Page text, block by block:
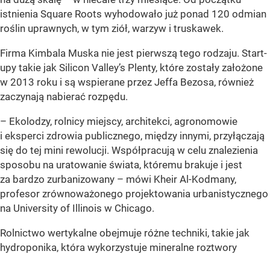
istnienia Square Roots wyhodowało już ponad 120 odmian
roślin uprawnych, w tym ziół, warzyw i truskawek.
Firma Kimbala Muska nie jest pierwszą tego rodzaju. Start-
upy takie jak Silicon Valley’s Plenty, które zostały założone
w 2013 roku i są wspierane przez Jeffa Bezosa, również
zaczynają nabierać rozpędu.
– Ekolodzy, rolnicy miejscy, architekci, agronomowie
i eksperci zdrowia publicznego, między innymi, przyłączają
się do tej mini rewolucji. Współpracują w celu znalezienia
sposobu na uratowanie świata, któremu brakuje i jest
za bardzo zurbanizowany – mówi Kheir Al-Kodmany,
profesor zrównoważonego projektowania urbanistycznego
na University of Illinois w Chicago.
Rolnictwo wertykalne obejmuje różne techniki, takie jak
hydroponika, która wykorzystuje mineralne roztwory